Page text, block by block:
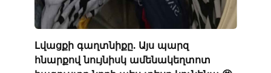
Լվացքի գաղտնիքը. Այս պարզ
հնարքով նույնիսկ ամենակեղտոտ